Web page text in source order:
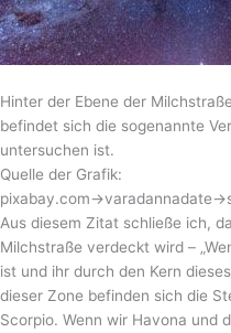
Hinter der Ebene der
befindet sich die sogenannte
untersuchen ist.
Quelle der Grafik:
Aus diesem Zitat schließe ich,
Milchstraße verdeckt wird –
ist und ihr durch den Kern
dieser Zone befinden sich die
Scorpio. Wenn wir Havona und